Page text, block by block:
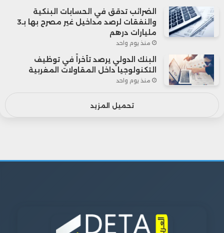
الضرائب تدقق في الحسابات البنكية
والنفقات لرصد مداخيل غير مصرح بها بـ3
مليارات درهم
منذ يوم واحد
البنك الدولي يرصد تأخراً في توظيف
التكنولوجيا داخل المقاولات المغربية
منذ يوم واحد
تحميل المزيد